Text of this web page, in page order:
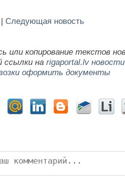
| Следующая новость
или копирование текстов
ссылки на rigaportal.lv новости
оформить документы